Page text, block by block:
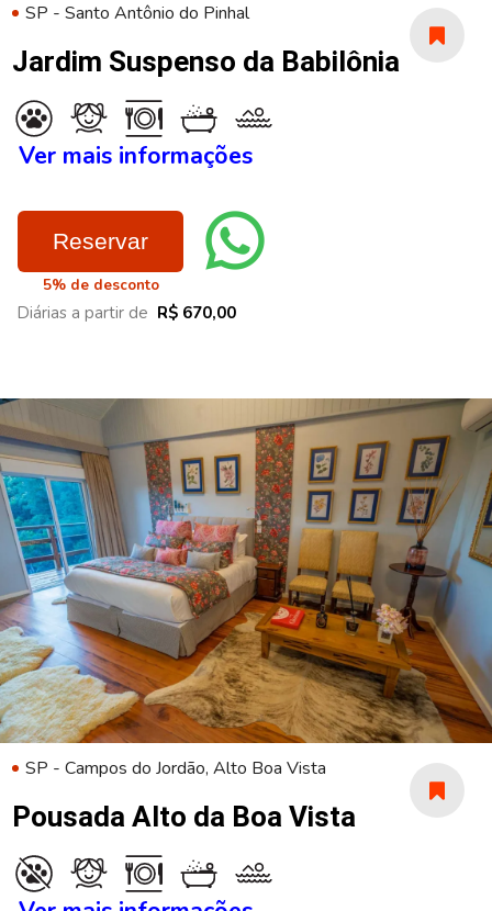
SP - Santo Antônio do Pinhal
Jardim Suspenso da Babilônia
Ver mais informações
Reservar
5% de desconto
Diárias a partir de R$ 670,00
SP - Campos do Jordão, Alto Boa Vista
Pousada Alto da Boa Vista